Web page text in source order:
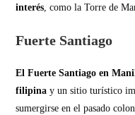
interés, como la Torre de
Fuerte Santiago
El Fuerte Santiago en
filipina y un sitio turístico
sumergirse en el pasado